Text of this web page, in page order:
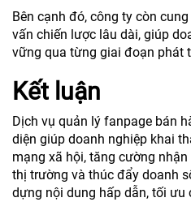
Bên cạnh đó, công ty còn
vấn chiến lược lâu dài, giúp
vững qua từng giai đoạn phát
Kết luận
Dịch vụ quản lý fanpage bán
diện giúp doanh nghiệp khai
mạng xã hội, tăng cường
thị trường và thúc đẩy doanh
dựng nội dung hấp dẫn, tối ưu